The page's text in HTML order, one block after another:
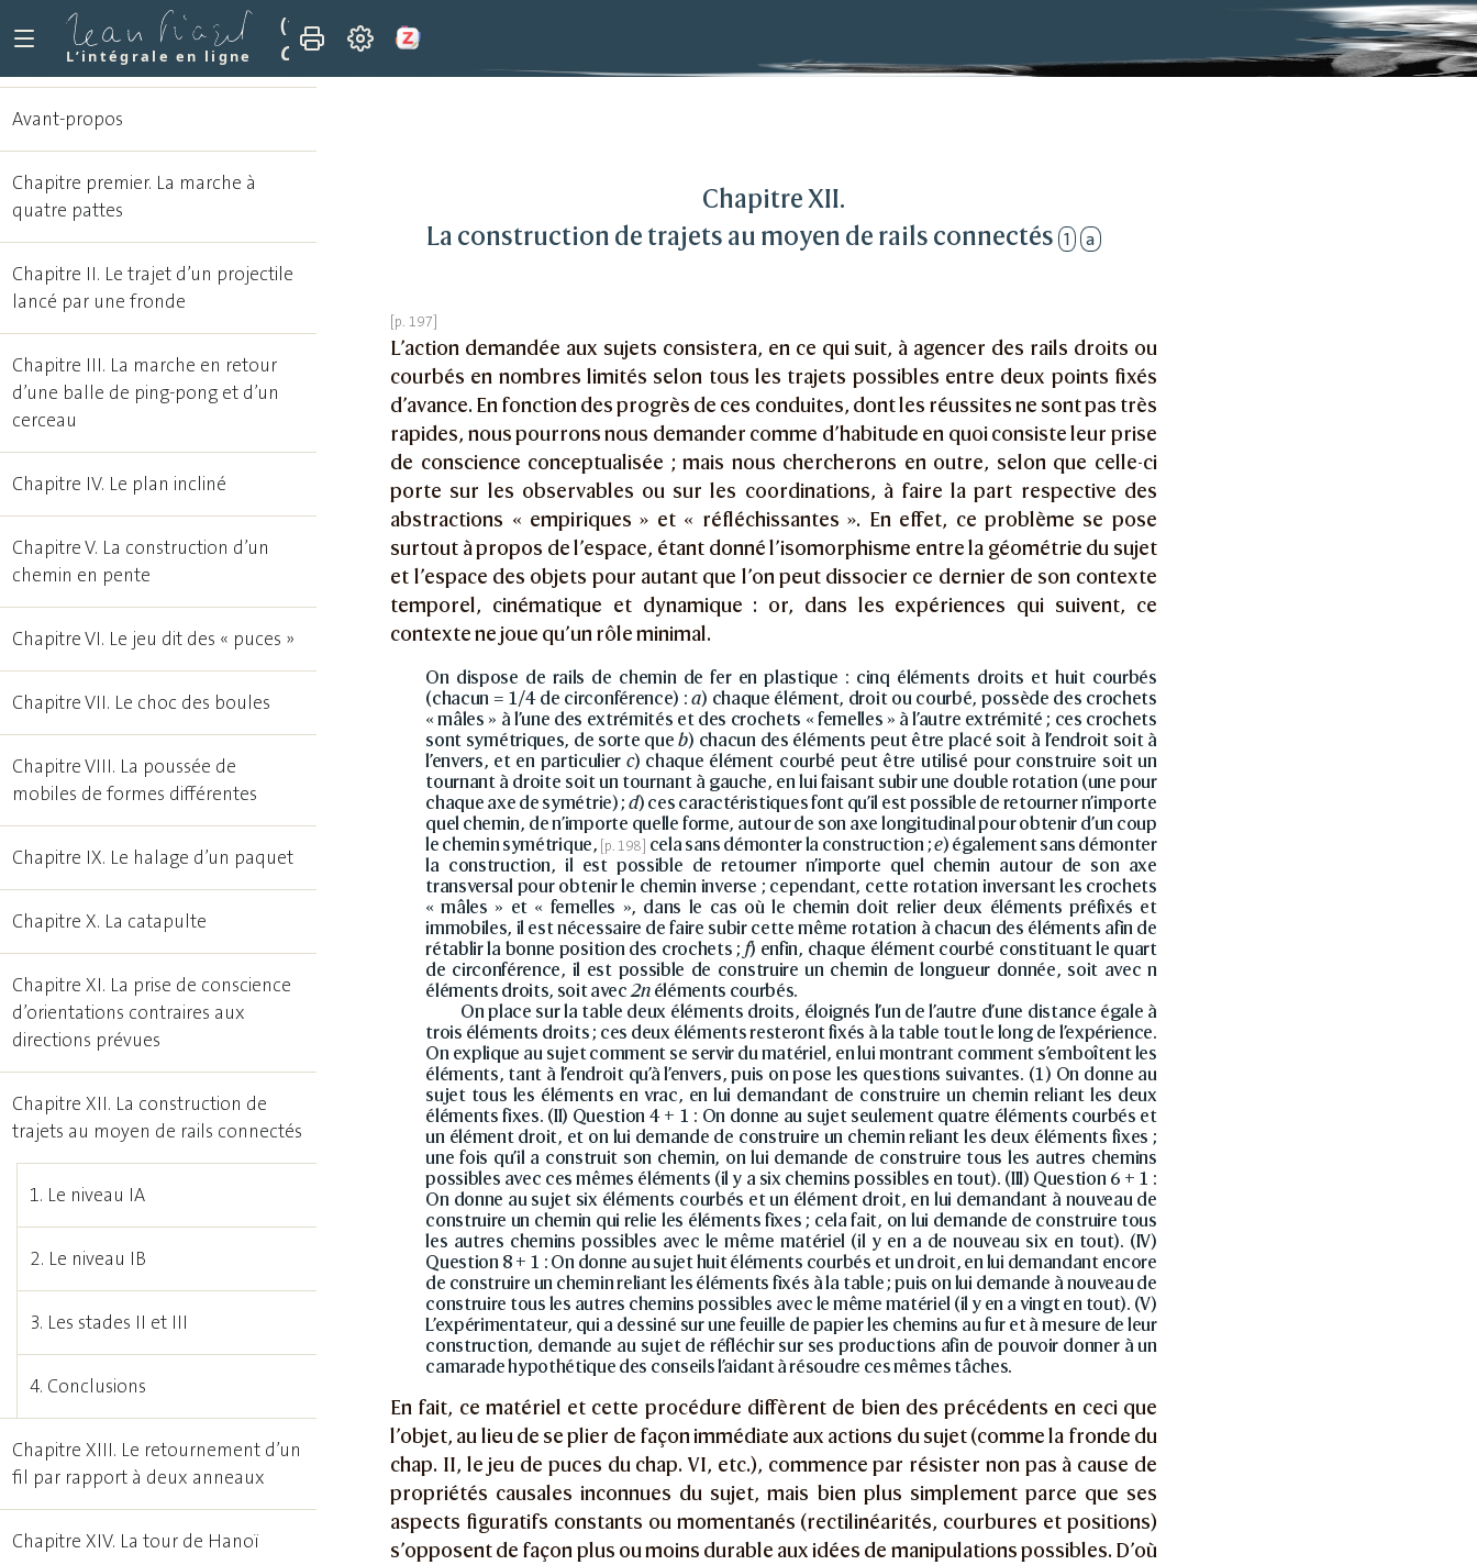
L’intégrale en ligne
(1974)
La prise de conscience
Chapitre XII. La construction de trajets au moyen de rails connectés
Chapitre XII.
La construction de trajets au moyen de rails connectés 1 a
L’action demandée aux sujets consistera, en ce qui suit, à agencer des rails droits ou
courbés en nombres limités selon tous les trajets possibles entre deux points fixés
d’avance. En fonction des progrès de ces conduites, dont les réussites ne sont pas très
rapides, nous pourrons nous demander comme d’habitude en quoi consiste leur prise
de conscience conceptualisée ; mais nous chercherons en outre, selon que celle-ci
porte sur les observables ou sur les coordinations, à faire la part respective des
abstractions « empiriques » et « réfléchissantes ». En effet, ce problème se pose
surtout à propos de l’espace, étant donné l’isomorphisme entre la géométrie du sujet
et l’espace des objets pour autant que l’on peut dissocier ce dernier de son contexte
temporel, cinématique et dynamique : or, dans les expériences qui suivent, ce
contexte ne joue qu’un rôle minimal.
On dispose de rails de chemin de fer en plastique : cinq éléments droits et huit courbés
(chacun = 1/4 de circonférence) :a) chaque élément, droit ou courbé, possède des crochets
« mâles » à l’une des extrémités et des crochets « femelles » à l’autre extrémité ; ces crochets
sont symétriques, de sorte queb) chacun des éléments peut être placé soit à l’endroit soit à
l’envers, et en particulier c) chaque élément courbé peut être utilisé pour construire soit un
tournant à droite soit un tournant à gauche, en lui faisant subir une double rotation (une pour
chaque axe de symétrie) ;d) ces caractéristiques font qu’il est possible de retourner n’importe
quel chemin, de n’importe quelle forme, autour de son axe longitudinal pour obtenir d’un coup
le chemin symétrique,
cela sans démonter la construction ;e) également sans démonter
la construction, il est possible de retourner n’importe quel chemin autour de son axe
transversal pour obtenir le chemin inverse ; cependant, cette rotation inversant les crochets
« mâles » et « femelles », dans le cas où le chemin doit relier deux éléments préfixés et
immobiles, il est nécessaire de faire subir cette même rotation à chacun des éléments afin de
rétablir la bonne position des crochets ; f) enfin, chaque élément courbé constituant le quart
de circonférence, il est possible de construire un chemin de longueur donnée, soit avec n
éléments droits, soit avec 2néléments courbés.
On place sur la table deux éléments droits, éloignés l’un de l’autre d’une distance égale à
trois éléments droits ; ces deux éléments resteront fixés à la table tout le long de l’expérience.
On explique au sujet comment se servir du matériel, en lui montrant comment s’emboîtent les
éléments, tant à l’endroit qu’à l’envers, puis on pose les questions suivantes. (1) On donne au
sujet tous les éléments en vrac, en lui demandant de construire un chemin reliant les deux
éléments fixes. (II) Question 4 + 1 : On donne au sujet seulement quatre éléments courbés et
un élément droit, et on lui demande de construire un chemin reliant les deux éléments fixes ;
une fois qu’il a construit son chemin, on lui demande de construire tous les autres chemins
possibles avec ces mêmes éléments (il y a six chemins possibles en tout). (III) Question 6 + 1 :
On donne au sujet six éléments courbés et un élément droit, en lui demandant à nouveau de
construire un chemin qui relie les éléments fixes ; cela fait, on lui demande de construire tous
les autres chemins possibles avec le même matériel (il y en a de nouveau six en tout). (IV)
Question 8 + 1 : On donne au sujet huit éléments courbés et un droit, en lui demandant encore
de construire un chemin reliant les éléments fixés à la table ; puis on lui demande à nouveau de
construire tous les autres chemins possibles avec le même matériel (il y en a vingt en tout). (V)
L’expérimentateur, qui a dessiné sur une feuille de papier les chemins au fur et à mesure de leur
construction, demande au sujet de réfléchir sur ses productions afin de pouvoir donner à un
camarade hypothétique des conseils l’aidant à résoudre ces mêmes tâches.
En fait, ce matériel et cette procédure diffèrent de bien des précédents en ceci que
l’objet, au lieu de se plier de façon immédiate aux actions du sujet (comme la fronde du
chap. II, le jeu de puces du chap. VI, etc.), commence par résister non pas à cause de
propriétés causales inconnues du sujet, mais bien plus simplement parce que ses
aspects figuratifs constants ou momentanés (rectilinéarités, courbures et positions)
s’opposent de façon plus ou moins durable aux idées de manipulations possibles. D’où
Avant-propos
Chapitre premier. La marche à
quatre pattes
Chapitre II. Le trajet d’un projectile
lancé par une fronde
Chapitre III. La marche en retour
d’une balle de ping-pong et d’un
cerceau
Chapitre IV. Le plan incliné
Chapitre V. La construction d’un
chemin en pente
Chapitre VI. Le jeu dit des « puces »
Chapitre VII. Le choc des boules
Chapitre VIII. La poussée de
mobiles de formes différentes
Chapitre IX. Le halage d’un paquet
Chapitre X. La catapulte
Chapitre XI. La prise de conscience
d’orientations contraires aux
directions prévues
Chapitre XII. La construction de
trajets au moyen de rails connectés
1. Le niveau IA
2. Le niveau IB
3. Les stades II et III
4. Conclusions
Chapitre XIII. Le retournement d’un
fil par rapport à deux anneaux
Chapitre XIV. La tour de Hanoï